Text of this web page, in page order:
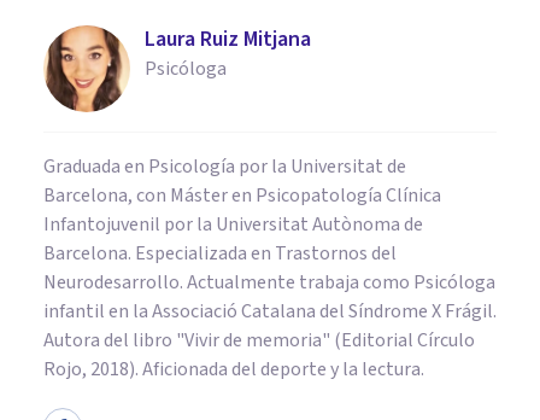
Laura Ruiz Mitjana
Psicóloga
Graduada en Psicología por la Universitat de
Barcelona, con Máster en Psicopatología Clínica
Infantojuvenil por la Universitat Autònoma de
Barcelona. Especializada en Trastornos del
Neurodesarrollo. Actualmente trabaja como Psicóloga
infantil en la Associació Catalana del Síndrome X Frágil.
Autora del libro "Vivir de memoria" (Editorial Círculo
Rojo, 2018). Aficionada del deporte y la lectura.